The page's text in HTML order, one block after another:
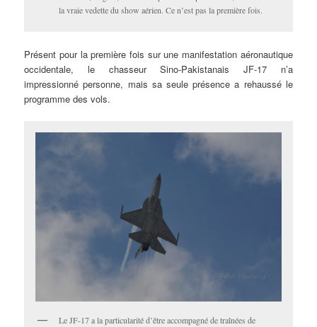
la vraie vedette du show aérien. Ce n’est pas la première fois.
Présent pour la première fois sur une manifestation aéronautique
occidentale, le chasseur Sino-Pakistanais JF-17 n’a
impressionné personne, mais sa seule présence a rehaussé le
programme des vols.
Le JF-17 a la particularité d’être accompagné de traînées de